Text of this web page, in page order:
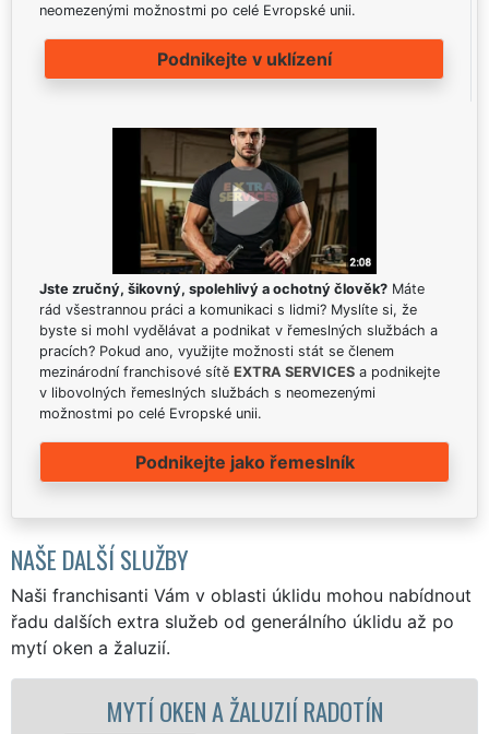
neomezenými možnostmi po celé Evropské unii.
Podnikejte v uklízení
Jste zručný, šikovný, spolehlivý a ochotný člověk? Máte
rád všestrannou práci a komunikaci s lidmi? Myslíte si, že
byste si mohl vydělávat a podnikat v řemeslných službách a
pracích? Pokud ano, využijte možnosti stát se členem
mezinárodní franchisové sítě EXTRA SERVICES a podnikejte
v libovolných řemeslných službách s neomezenými
možnostmi po celé Evropské unii.
Podnikejte jako řemeslník
NAŠE DALŠÍ SLUŽBY
Naši franchisanti Vám v oblasti úklidu mohou nabídnout
řadu dalších extra služeb od generálního úklidu až po
mytí oken a žaluzií.
OKEN A ŽALUZIÍ RADOTÍN MYTÍ